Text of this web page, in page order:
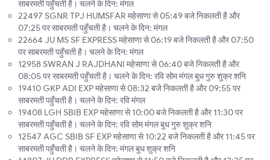
साबरमती पहुँचती है। चलने के दिन: मंगल
22497 SGNR TPJ HUMSFAR महेसाणा से 05:49 बजे निकलती है और
07:25 पर साबरमती पहुँचती है। चलने के दिन: मंगल
22664 JU MS SF EXPRESS महेसाणा से 06:19 बजे निकलती है और 07:50
पर साबरमती पहुँचती है। चलने के दिन: मंगल
12958 SWRAN J RAJDHANI महेसाणा से 06:40 बजे निकलती है और
08:05 पर साबरमती पहुँचती है। चलने के दिन: रवि सोम मंगल बुध गुरु शुक्र शनि
19410 GKP ADI EXP महेसाणा से 08:32 बजे निकलती है और 09:55 पर
साबरमती पहुँचती है। चलने के दिन: रवि मंगल
19408 LGH SBIB EXP महेसाणा से 10:00 बजे निकलती है और 11:30 पर
साबरमती पहुँचती है। चलने के दिन: रवि सोम मंगल बुध गुरु शुक्र शनि
12547 AGC SBIB SF EXP महेसाणा से 10:22 बजे निकलती है और 11:45 पर
साबरमती पहुँचती है। चलने के दिन: मंगल बुध शुक्र शनि